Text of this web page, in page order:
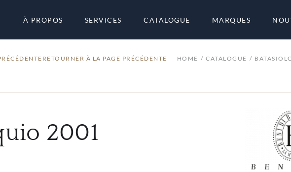
À PROPOS SERVICES CATALOGUE MARQUES
RETOURNER À LA PAGE PRÉCÉDENTE HOME CATALOGUE
2001